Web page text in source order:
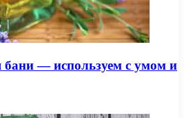
— используем с умом и